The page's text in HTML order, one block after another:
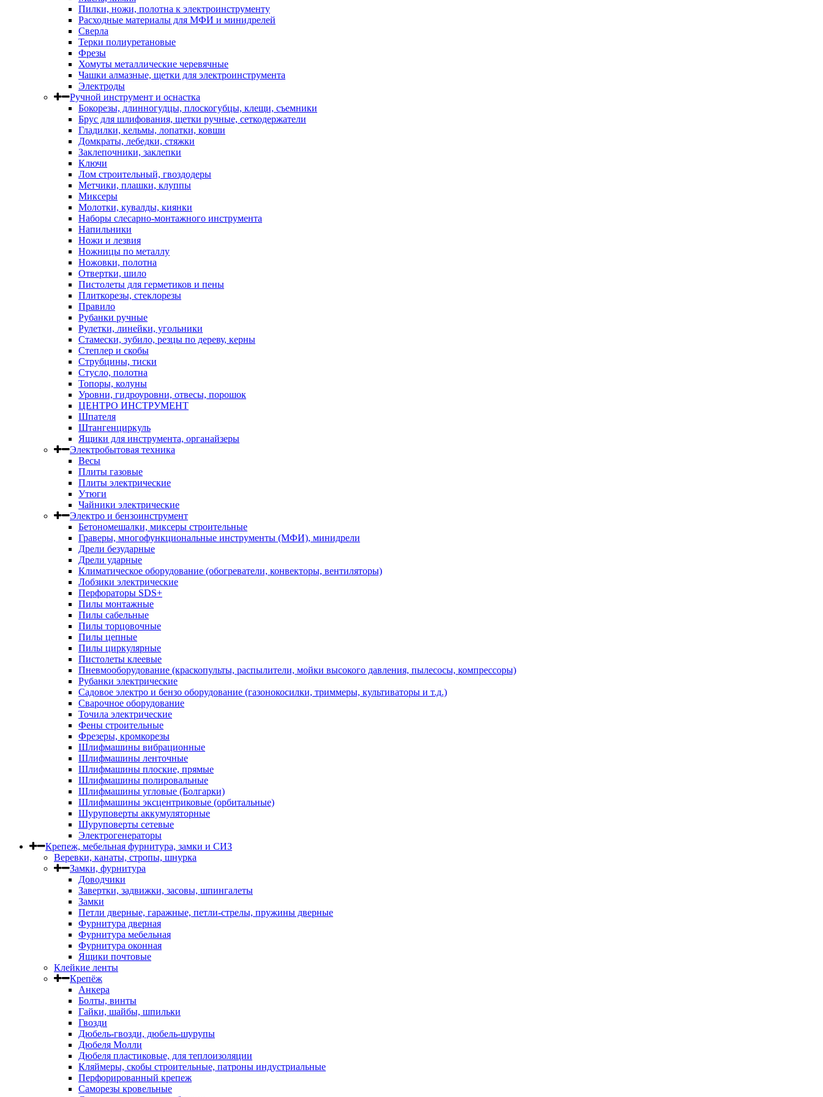
Пилки, ножи, полотна к электроинструменту
Расходные материалы для МФИ и минидрелей
Сверла
Терки полиуретановые
Фрезы
Хомуты металлические черевячные
Чашки алмазные, щетки для электроинструмента
Электроды
Ручной инструмент и оснастка
Бокорезы, длинногудцы, плоскогубцы, клещи, съемники
Брус для шлифования, щетки ручные, сеткодержатели
Гладилки, кельмы, лопатки, ковши
Домкраты, лебедки, стяжки
Заклепочники, заклепки
Ключи
Лом строительный, гвоздодеры
Метчики, плашки, клуппы
Миксеры
Молотки, кувалды, киянки
Наборы слесарно-монтажного инструмента
Напильники
Ножи и лезвия
Ножницы по металлу
Ножовки, полотна
Отвертки, шило
Пистолеты для герметиков и пены
Плиткорезы, стеклорезы
Правило
Рубанки ручные
Рулетки, линейки, угольники
Стамески, зубило, резцы по дереву, керны
Степлер и скобы
Струбцины, тиски
Стусло, полотна
Топоры, колуны
Уровни, гидроуровни, отвесы, порошок
ЦЕНТРО ИНСТРУМЕНТ
Шпателя
Штангенциркуль
Ящики для инструмента, органайзеры
Электробытовая техника
Весы
Плиты газовые
Плиты электрические
Утюги
Чайники электрические
Электро и бензоинструмент
Бетономешалки, миксеры строительные
Граверы, многофункциональные инструменты (МФИ), минидрели
Дрели безударные
Дрели ударные
Климатическое оборудование (обогреватели, конвекторы, вентиляторы)
Лобзики электрические
Перфораторы SDS+
Пилы монтажные
Пилы сабельные
Пилы торцовочные
Пилы цепные
Пилы циркулярные
Пистолеты клеевые
Пневмооборудование (краскопульты, распылители, мойки высокого давления, пылесосы, компрессоры)
Рубанки электрические
Садовое электро и бензо оборудование (газонокосилки, триммеры, культиваторы и т.д.)
Сварочное оборудование
Точила электрические
Фены строительные
Фрезеры, кромкорезы
Шлифмашины вибрационные
Шлифмашины ленточные
Шлифмашины плоские, прямые
Шлифмашины полировальные
Шлифмашины угловые (Болгарки)
Шлифмашины эксцентриковые (орбитальные)
Шуруповерты аккумуляторные
Шуруповерты сетевые
Электрогенераторы
Крепеж, мебельная фурнитура, замки и СИЗ
Веревки, канаты, стропы, шнурка
Замки, фурнитура
Доводчики
Завертки, задвижки, засовы, шпингалеты
Замки
Петли дверные, гаражные, петли-стрелы, пружины дверные
Фурнитура дверная
Фурнитура мебельная
Фурнитура оконная
Ящики почтовые
Клейкие ленты
Крепёж
Анкера
Болты, винты
Гайки, шайбы, шпильки
Гвозди
Дюбель-гвозди, дюбель-шурупы
Дюбеля Молли
Дюбеля пластиковые, для теплоизоляции
Кляймеры, скобы строительные, патроны индустриальные
Перфорированный крепеж
Саморезы кровельные